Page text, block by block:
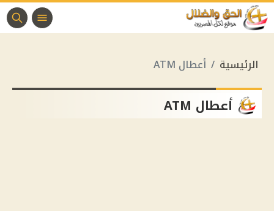
الرئيسية أعطال ATM
أعطال ATM